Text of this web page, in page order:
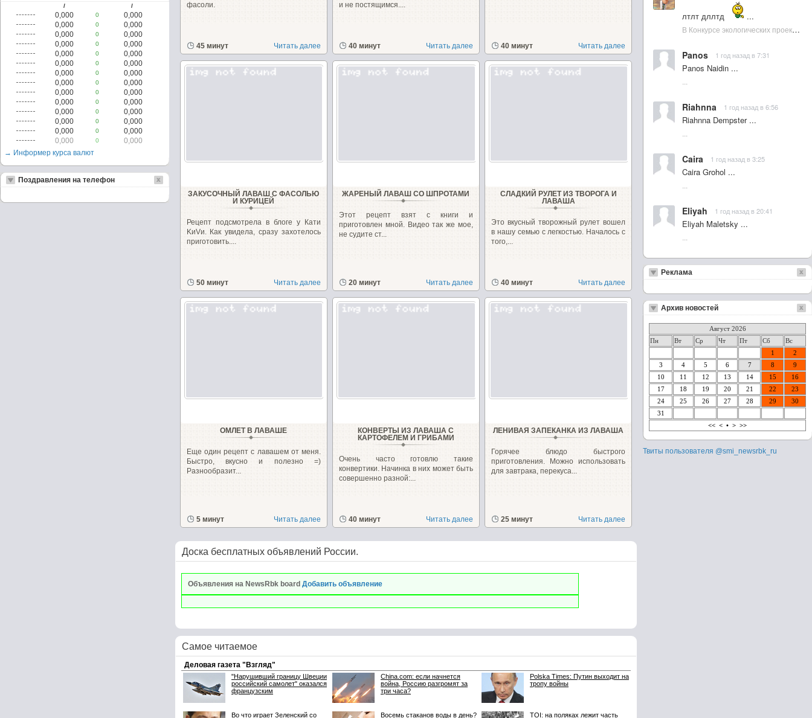
фасоли.
45 минут Читать далее
и не постящимся....
40 минут Читать далее 40 минут Читать далее
ЗАКУСОЧНЫЙ ЛАВАШ С ФАСОЛЬЮ
И КУРИЦЕЙ
Рецепт подсмотрела в блоге у Кати
KиVи. Как увидела, сразу захотелось
приготовить....
50 минут Читать далее
ЖАРЕНЫЙ ЛАВАШ СО ШПРОТАМИ
Этот рецепт взят с книги и
приготовлен мной. Видео так же мое,
не судите ст...
20 минут Читать далее
СЛАДКИЙ РУЛЕТ ИЗ ТВОРОГА И
ЛАВАША
Это вкусный творожный рулет вошел
в нашу семью с легкостью. Началось с
того,...
40 минут Читать далее
ОМЛЕТ В ЛАВАШЕ
Еще один рецепт с лавашем от меня.
Быстро, вкусно и полезно =)
Разнообразит...
5 минут Читать далее
КОНВЕРТЫ ИЗ ЛАВАША С
КАРТОФЕЛЕМ И ГРИБАМИ
Очень часто готовлю такие
конвертики. Начинка в них может быть
совершенно разной:...
40 минут Читать далее
ЛЕНИВАЯ ЗАПЕКАНКА ИЗ ЛАВАША
Горячее блюдо быстрого
приготовления. Можно использовать
для завтрака, перекуса...
25 минут Читать далее
Доска бесплатных объявлений России.
Объявления на NewsRbk board Добавить объявление
Самое читаемое
/ /
0,000 0
0,000
0,000
0
0,000
0,000
0
0,000
0,000
0
0,000
0,000
0
0,000
0,000
0
0,000
0,000
0
0,000
0,000
0
0,000
0,000
0
0,000
0,000
0
0,000
0,000
0
0,000
0,000
0
0,000
0,000
0
0,000
0,000
0
0,000
→ Информер курса валют
Поздравления на телефон
лтлт дллтд
...
В Конкурсе экологических проектов в Подмосковье активно участвовала молодежь :: NewsRbk.ru...
Panos 1 год назад в 7:31
Panos Naidin ...
Riahnna 1 год назад в 6:56
Riahnna Dempster ...
Caira 1 год назад в 3:25
Caira Grohol ...
Eliyah 1 год назад в 20:41
Eliyah Maletsky ...
Реклама
Архив новостей
Август 2026
Пн
Вт Ср Чт Пт Сб
Вс
1
2
3
4 5 6 7 8
9
10
11 12 13 14 15
16
17
18 19 20 21 22
23
24
25 26 27 28 29
30
31
<< < • > >>
Твиты пользователя @smi_newsrbk_ru